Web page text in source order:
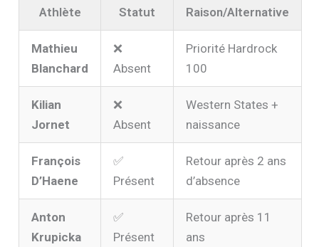
Athlète
Statut Raison/Alternative
Mathieu
Blanchard
❌
Absent
Priorité Hardrock
100
Kilian
Jornet
❌
Absent
Western States +
naissance
François
D’Haene
✅
Présent
Retour après 2 ans
d’absence
Anton
Krupicka
✅
Présent
Retour après 11
ans